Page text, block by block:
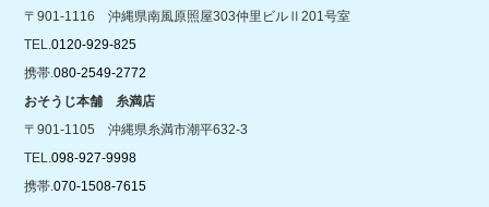
〒901-1116 沖縄県南風原照屋303仲里ビルⅡ201号室
TEL.0120-929-825
携帯.080-2549-2772
おそうじ本舗 糸満店
〒901-1105 沖縄県糸満市潮平632-3
TEL.098-927-9998
携帯.070-1508-7615